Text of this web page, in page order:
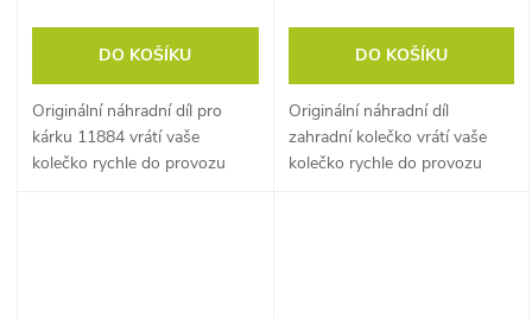
DO KOŠÍKU
Originální náhradní díl pro
kárku 11884 vrátí vaše
kolečko rychle do provozu
DO KOŠÍKU
Originální náhradní díl
zahradní kolečko vrátí vaše
kolečko rychle do provozu